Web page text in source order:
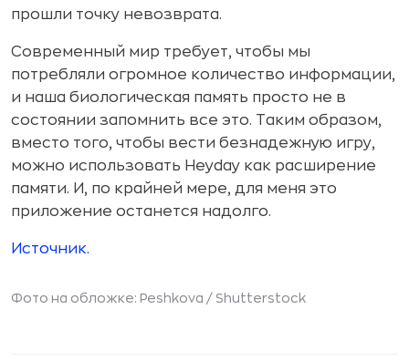
прошли точку невозврата.
Современный мир требует, чтобы мы
потребляли огромное количество информации,
и наша биологическая память просто не в
состоянии запомнить все это. Таким образом,
вместо того, чтобы вести безнадежную игру,
можно использовать Heyday как расширение
памяти. И, по крайней мере, для меня это
приложение останется надолго.
Источник.
Фото на обложке: Peshkova / Shutterstock